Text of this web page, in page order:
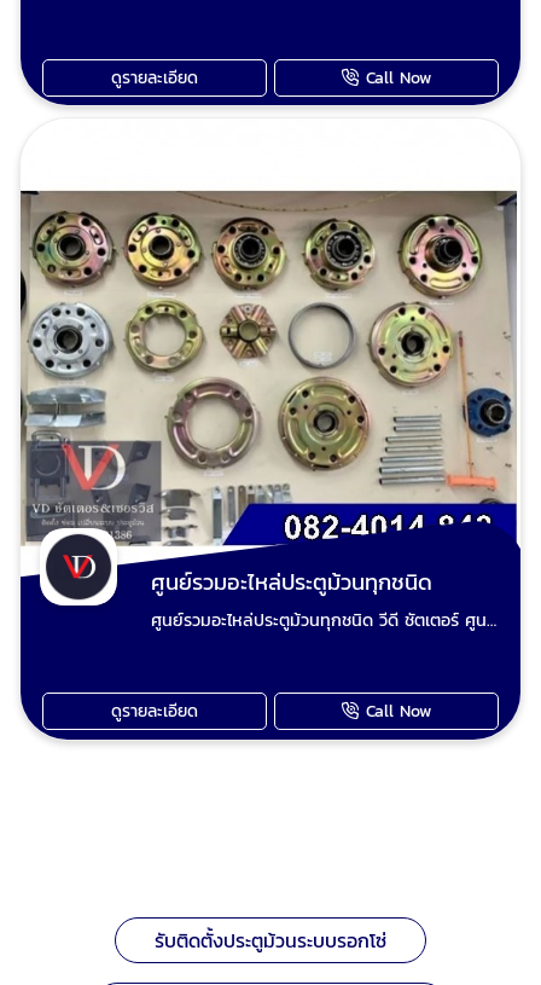
ผลักประตูม้วนหนักๆ อีกต่อไป เพียงแค่กดปุ่มบน
รีโมทประตูม้วน ประตูก็จะเปิด-ปิดได้อย่างง่ายดาย
ประหยัดเวลาและแรงงาน: เหมาะอย่างยิ่งสำหรับผู้
มักมาพร้อมกับระบบล็อคอัตโนมัติ และสามารถติด
ตั้งอุปกรณ์เสริม เช่น เซ็นเซอร์กันหนีบ เพื่อป้องกัน
อุบัติเหตุ ยืดอายุการใช้งานประตูม้วน: การทำงาน
ของระบบไฟฟ้าจะนุ่มนวลและสม่ำเสมอ ลดการ
สึกหรอของชิ้นส่วนต่างๆ เมื่อเทียบกับการใช้มือดึง
เพิ่มมูลค่าให้กับอสังหาริมทรัพย์: ประตูม้วนไฟฟ้า
เป็นคุณสมบัติที่ทันสมัยและเป็นที่ต้องการใน
ปัจจุบัน อย่าปล่อยให้การเปิด-ปิดประตูม้วนเป็น
เรื่องที่ยุ่งยากอีกต่อไป อัพเกรดประตูม้วนมือดึงของ
คุณให้เป็น ประตูม้วนไฟฟ้า พร้อม รีโมทประตูม้วน
เพื่อความสะดวกสบายและความปลอดภัยที่เหนือ
กว่า ติดต่อเราวันนี้เพื่อขอคำปรึกษาและรับใบเสนอ
ราคาฟรี! นัดช่างประตูม้วนวัดหน้างาน ตีราคา โทร
: 0824014848 ช่างวี Line : 0824014848 เพจ
ร้านวีดี ชัตเตอร์ประตูม้วน
ชัตเตอร์ งานยากงานไกล งานใหญ่งานเล็ก ทีมงาน
ช่างวี เต็มใจให้บริการเก็บงานเรียบร้อย ไม่มั่วไม่ชุ่ย
ไม่ฟันไม่แพง รับประกันคุณภาพทุกผลงาน ประตู
ระบบและรับปรับปรุงประตูเหล็กม้วนเดิมทำสีใหม่
ตามชอบ รับรื้อประตูม้วนเก่าผุงพังเสียหาย และ
เปลี่ยนเป็นประตูม้วนใหม่ ขายอะไหล่ประตูม้วน ขาย
รีโมทประตูม้วน อะไหล่ประตูม้วน ทุกชนิด นัดช่าง
ประตูม้วนวัดหน้างาน ตีราคา โทร
: 0824014848 ช่างวี Line : 0824014848 เพจ
ดูรายละเอียด Call Now
ศูนย์รวมอะไหล่ประตูม้วนทุกชนิด
ศูนย์รวมอะไหล่ประตูม้วนทุกชนิด วีดี ชัตเตอร์ ศูนย์
บำรุงรักษาและซ่อมแซมประตูม้วนให้ทำงานได้อย่าง
ราบรื่นและปลอดภัยเป็นสิ่งสำคัญ นอกจากบริการ
ติดตั้งและซ่อมแซมประตูม้วนทุกชนิดแล้ว เรายัง
อะไหล่ที่มีคุณภาพ เพื่อให้ประตูม้วนของคุณใช้งาน
ได้ยาวนานและเต็มประสิทธิภาพ: อะไหล่คุณภาพ
ดูรายละเอียด Call Now
รับติดตั้งประตูม้วนระบบรอกโซ่